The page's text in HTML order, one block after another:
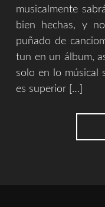
musicalmente
bien hechas, y
puñado de
tun en un álbum,
solo en lo músical
es superior […]